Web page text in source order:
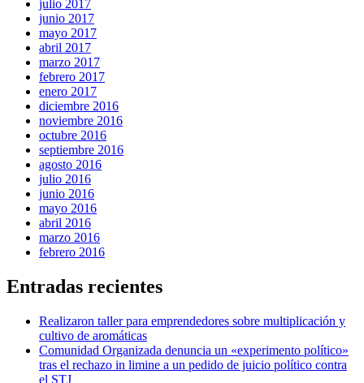
julio 2017
junio 2017
mayo 2017
abril 2017
marzo 2017
febrero 2017
enero 2017
diciembre 2016
noviembre 2016
octubre 2016
septiembre 2016
agosto 2016
julio 2016
junio 2016
mayo 2016
abril 2016
marzo 2016
febrero 2016
Entradas recientes
Realizaron taller para emprendedores sobre multiplicación y
cultivo de aromáticas
Comunidad Organizada denuncia un «experimento político»
tras el rechazo in limine a un pedido de juicio político contra
el STJ